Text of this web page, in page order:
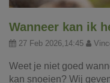
Wanneer kan ik
27 Feb 2026,14:45
Weet je niet goed
kan snoeien? Wij